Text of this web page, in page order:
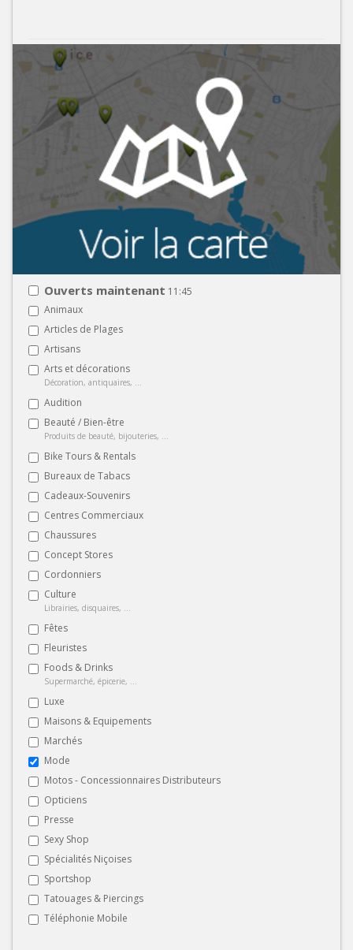
Ouverts maintenant 11:45
Animaux
Articles de Plages
Artisans
Arts et décorations
Décoration, antiquaires, ...
Audition
Beauté / Bien-être
Produits de beauté, bijouteries, ...
Bike Tours & Rentals
Bureaux de Tabacs
Cadeaux-Souvenirs
Centres Commerciaux
Chaussures
Concept Stores
Cordonniers
Culture
Librairies, disquaires, ...
Fêtes
Fleuristes
Foods & Drinks
Supermarché, épicerie, ...
Luxe
Maisons & Equipements
Marchés
Mode
Motos - Concessionnaires Distributeurs
Opticiens
Presse
Sexy Shop
Spécialités Niçoises
Sportshop
Tatouages & Piercings
Téléphonie Mobile